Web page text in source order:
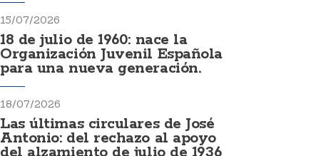
15/07/2026
18 de julio de 1960: nace la
Organización Juvenil Española
para una nueva generación.
18/07/2026
Las últimas circulares de José
Antonio: del rechazo al apoyo